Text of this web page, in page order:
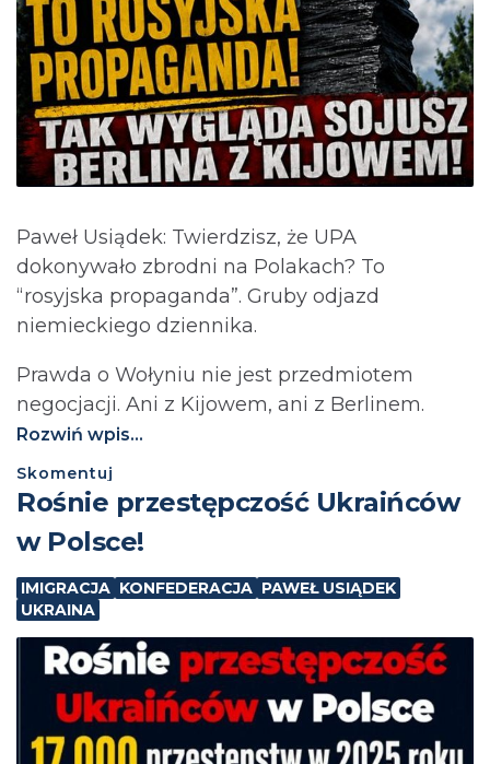
Paweł Usiądek: Twierdzisz, że UPA
dokonywało zbrodni na Polakach? To
“rosyjska propaganda”. Gruby odjazd
niemieckiego dziennika.
Prawda o Wołyniu nie jest przedmiotem
negocjacji. Ani z Kijowem, ani z Berlinem.⁩
Rozwiń wpis...
Skomentuj
Rośnie przestępczość Ukraińców
w Polsce!
IMIGRACJA KONFEDERACJA PAWEŁ USIĄDEK
UKRAINA